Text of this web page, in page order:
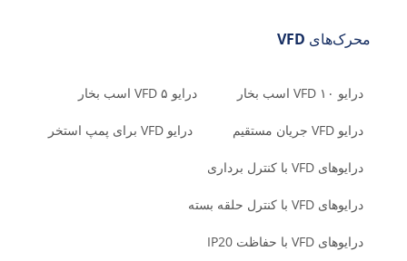
محرک‌های VFD
درایو VFD ۱۰ اسب بخار درایو VFD ۵ اسب بخار
درایو VFD جریان مستقیم درایو VFD برای پمپ استخر
درایوهای VFD با کنترل برداری
درایوهای VFD با کنترل حلقه بسته
درایوهای VFD با حفاظت IP20